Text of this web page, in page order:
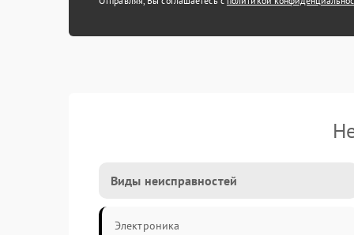
Виды неисправностей
Электроника